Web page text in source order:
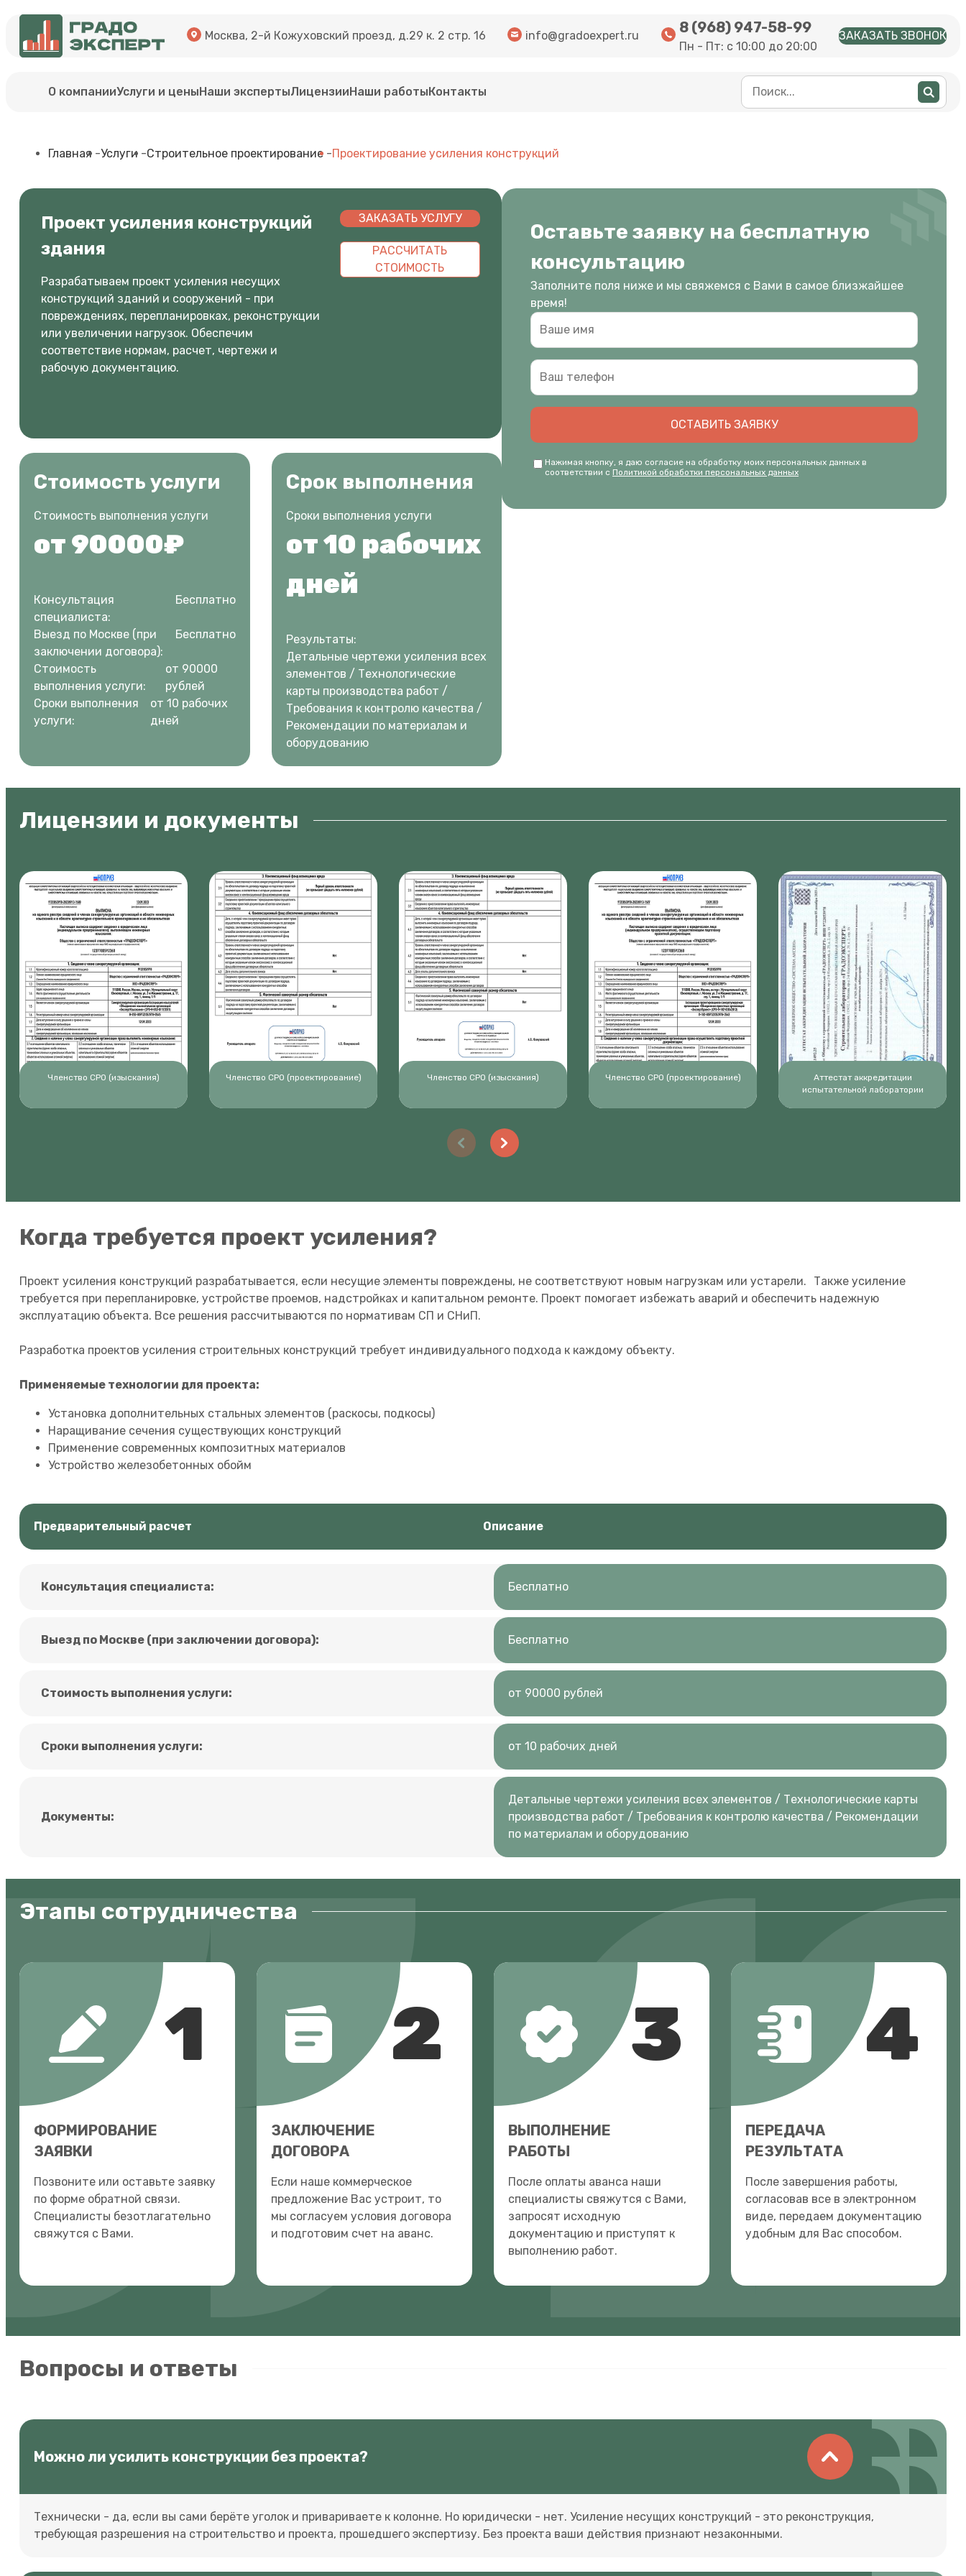
Москва, 2-й Кожуховский проезд, д.29 к. 2 стр. 16 info@gradoexpert.ru 8 (968) 947-58-99
Пн - Пт: с 10:00 до 20:00
ЗАКАЗАТЬ ЗВОНОК
О компанииУслуги и ценыНаши экспертыЛицензииНаши работыКонтакты
Главная -Услуги -Строительное проектирование -Проектирование усиления конструкций
Проект усиления конструкций
здания
Разрабатываем проект усиления несущих
конструкций зданий и сооружений - при
повреждениях, перепланировках, реконструкции
или увеличении нагрузок. Обеспечим
соответствие нормам, расчет, чертежи и
рабочую документацию.
ЗАКАЗАТЬ УСЛУГУ
РАССЧИТАТЬ
СТОИМОСТЬ
Стоимость услуги
Стоимость выполнения услуги
от 90000₽
Консультация
специалиста:
Бесплатно
Выезд по Москве (при
заключении договора):
Бесплатно
Стоимость
выполнения услуги:
от 90000
рублей
Сроки выполнения
услуги:
от 10 рабочих
дней
Срок выполнения
Сроки выполнения услуги
от 10 рабочих
дней
Результаты:
Детальные чертежи усиления всех
элементов / Технологические
карты производства работ /
Требования к контролю качества /
Рекомендации по материалам и
оборудованию
Оставьте заявку на бесплатную
консультацию
Заполните поля ниже и мы свяжемся с Вами в самое близжайшее
время!
ОСТАВИТЬ ЗАЯВКУ
Нажимая кнопку, я даю согласие на обработку моих персональных данных в
соответствии с Политикой обработки персональных данных
Лицензии и документы
Членство СРО (изыскания) Членство СРО (проектирование) Членство СРО (изыскания) Членство СРО (проектирование)
Аттестат аккредитации
испытательной лаборатории
Когда требуется проект усиления?
Проект усиления конструкций разрабатывается, если несущие элементы повреждены, не соответствуют новым нагрузкам или устарели. Также усиление
требуется при перепланировке, устройстве проемов, надстройках и капитальном ремонте. Проект помогает избежать аварий и обеспечить надежную
эксплуатацию объекта. Все решения рассчитываются по нормативам СП и СНиП.
Разработка проектов усиления строительных конструкций требует индивидуального подхода к каждому объекту.
Применяемые технологии для проекта:
Установка дополнительных стальных элементов (раскосы, подкосы)
Наращивание сечения существующих конструкций
Применение современных композитных материалов
Устройство железобетонных обойм
Предварительный расчет Описание
Консультация специалиста: Бесплатно
Выезд по Москве (при заключении договора): Бесплатно
Стоимость выполнения услуги: от 90000 рублей
Сроки выполнения услуги: от 10 рабочих дней
Документы:
Детальные чертежи усиления всех элементов / Технологические карты
производства работ / Требования к контролю качества / Рекомендации
по материалам и оборудованию
Этапы сотрудничества
1
ФОРМИРОВАНИЕ
ЗАЯВКИ
Позвоните или оставьте заявку
по форме обратной связи.
Специалисты безотлагательно
свяжутся с Вами.
2
ЗАКЛЮЧЕНИЕ
ДОГОВОРА
Если наше коммерческое
предложение Вас устроит, то
мы согласуем условия договора
и подготовим счет на аванс.
3
ВЫПОЛНЕНИЕ
РАБОТЫ
После оплаты аванса наши
специалисты свяжутся с Вами,
запросят исходную
документацию и приступят к
выполнению работ.
4
ПЕРЕДАЧА
РЕЗУЛЬТАТА
После завершения работы,
согласовав все в электронном
виде, передаем документацию
удобным для Вас способом.
Вопросы и ответы
Можно ли усилить конструкции без проекта?
Технически - да, если вы сами берёте уголок и привариваете к колонне. Но юридически - нет. Усиление несущих конструкций - это реконструкция,
требующая разрешения на строительство и проекта, прошедшего экспертизу. Без проекта ваши действия признают незаконными.